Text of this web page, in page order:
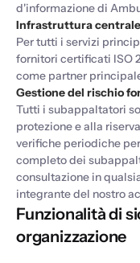
d'informazione di
Infrastruttura
Per tutti i servizi
fornitori certificati ISO
come partner
Gestione del rischio
Tutti i subappaltatori
protezione e alla
verifiche periodiche
completo dei
consultazione in
integrante del nostro
Funzionalità di
organizzazione